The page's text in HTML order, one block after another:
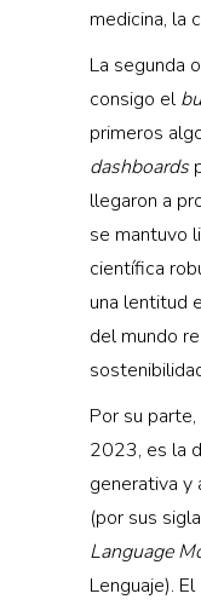
medicina, la
La segunda
consigo el
primeros
dashboards
llegaron a
se mantuvo
científica
una lentitud
del mundo
Por su
2023, es la
generativa y
(por sus
Language
Lenguaje).